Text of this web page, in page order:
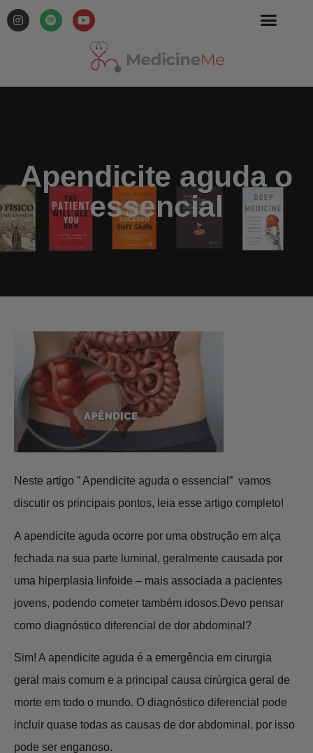
Apendicite aguda o
essencial
Neste artigo ” Apendicite aguda o essencial” vamos
discutir os principais pontos, leia esse artigo completo!
A apendicite aguda ocorre por uma obstrução em alça
fechada na sua parte luminal, geralmente causada por
uma hiperplasia linfoide – mais associada a pacientes
jovens, podendo cometer também idosos.Devo pensar
como diagnóstico diferencial de dor abdominal?
Sim! A apendicite aguda é a emergência em cirurgia
geral mais comum e a principal causa cirúrgica geral de
morte em todo o mundo. O diagnóstico diferencial pode
incluir quase todas as causas de dor abdominal, por isso
pode ser enganoso.